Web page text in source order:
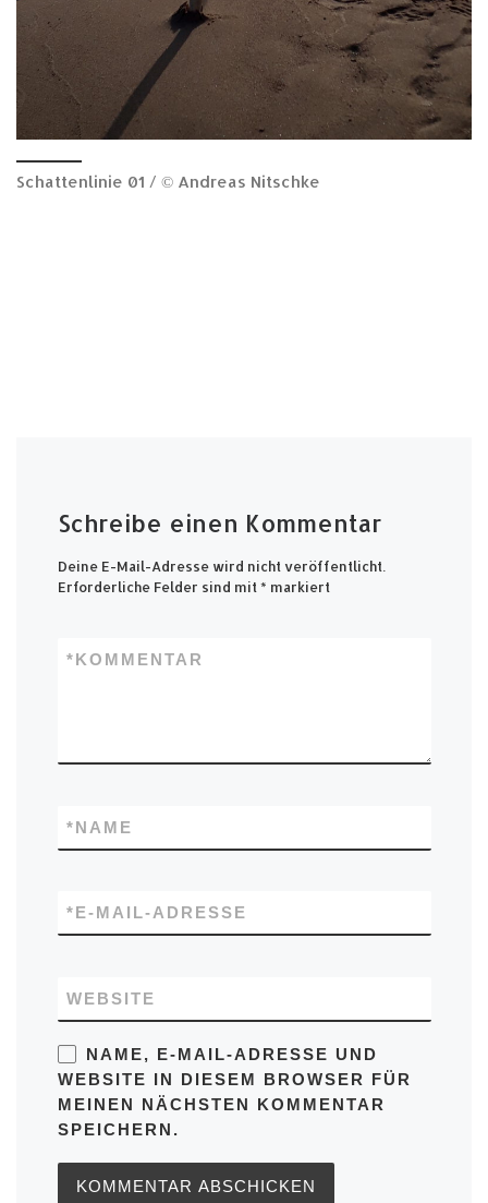
Schattenlinie 01 / © Andreas Nitschke
Schreibe einen Kommentar
Deine E-Mail-Adresse wird nicht veröffentlicht.
Erforderliche Felder sind mit * markiert
KOMMENTAR
*
NAME
*
E-MAIL-ADRESSE
*
WEBSITE
NAME, E-MAIL-ADRESSE UND
WEBSITE IN DIESEM BROWSER FÜR
MEINEN NÄCHSTEN KOMMENTAR
SPEICHERN.